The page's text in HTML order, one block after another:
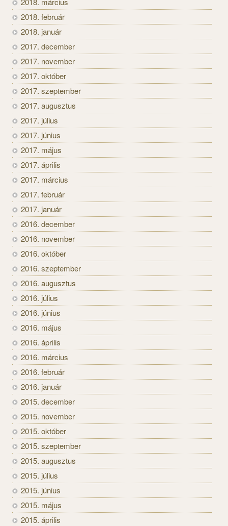
2018. február
2018. január
2017. december
2017. november
2017. október
2017. szeptember
2017. augusztus
2017. július
2017. június
2017. május
2017. április
2017. március
2017. február
2017. január
2016. december
2016. november
2016. október
2016. szeptember
2016. augusztus
2016. július
2016. június
2016. május
2016. április
2016. március
2016. február
2016. január
2015. december
2015. november
2015. október
2015. szeptember
2015. augusztus
2015. július
2015. június
2015. május
2015. április